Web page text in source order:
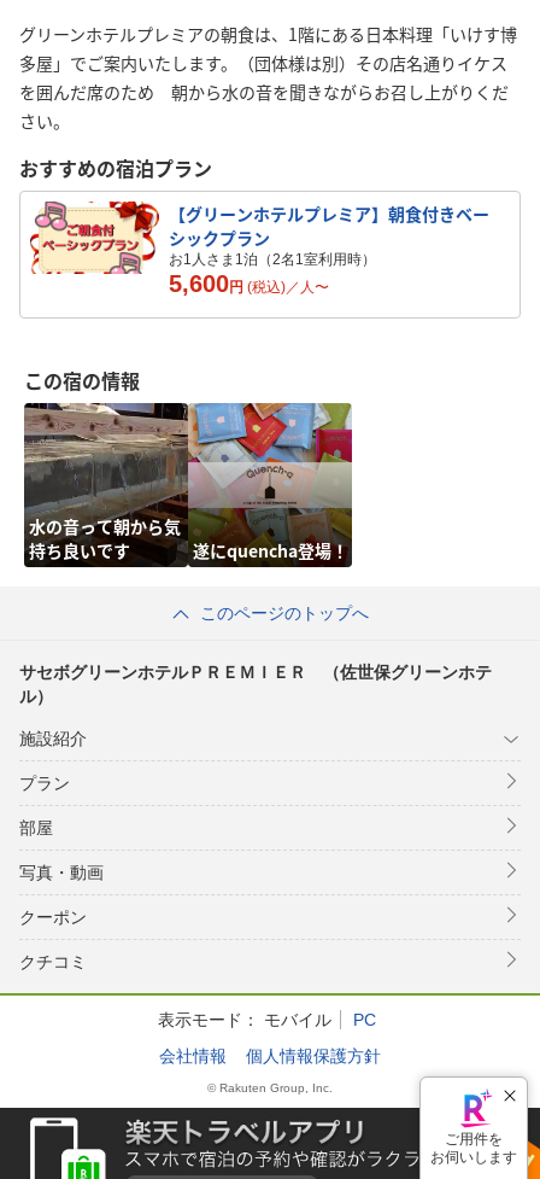
グリーンホテルプレミアの朝食は、1階にある日本料理「いけす博
多屋」でご案内いたします。（団体様は別）その店名通りイケス
を囲んだ席のため 朝から水の音を聞きながらお召し上がりくだ
さい。
おすすめの宿泊プラン
【グリーンホテルプレミア】朝食付きベー
シックプラン
お1人さま1泊（2名1室利用時）
5,600円 (税込)／ 人〜
この宿の情報
水の音って朝から気
持ち良いです
遂にquencha登場！
このページのトップへ
サセボグリーンホテルＰＲＥＭＩＥＲ （佐世保グリーンホテ
ル）
施設紹介
プラン
部屋
写真・動画
クーポン
クチコミ
表示モード： モバイル
PC
会社情報
個人情報保護方針
© Rakuten Group, Inc.
ご用件を
お伺いします